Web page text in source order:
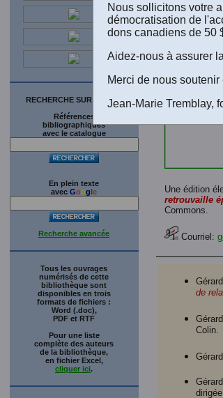
RECHERCHE SUR LE SITE
Références
bibliographiques
avec le catalogue
En plein texte
avec Google
Recherche avancée
Tous les ouvrages
numérisés de cette
bibliothèque sont
disponibles en trois
formats de fichiers :
Word (.doc),
PDF et RTF
Pour une liste
complète des auteurs
de la bibliothèque,
en fichier Excel,
cliquer ici.
Une édition
retrouvaille
Commons.
Courriel:
de
Colin.
Nous sollicitons votre
démocratisation de
dons canadiens de 50
Aidez-nous à assurer
Merci de nous
Jean-Marie Tremblay,